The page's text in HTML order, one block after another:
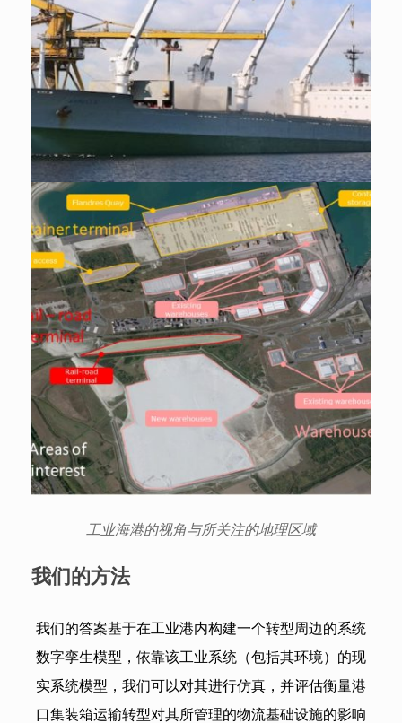
工业海港的视角与所关注的地理区域
我们的方法
我们的答案基于在工业港内构建一个转型周边的系统
数字孪生模型，依靠该工业系统（包括其环境）的现
实系统模型，我们可以对其进行仿真，并评估衡量港
口集装箱运输转型对其所管理的物流基础设施的影响